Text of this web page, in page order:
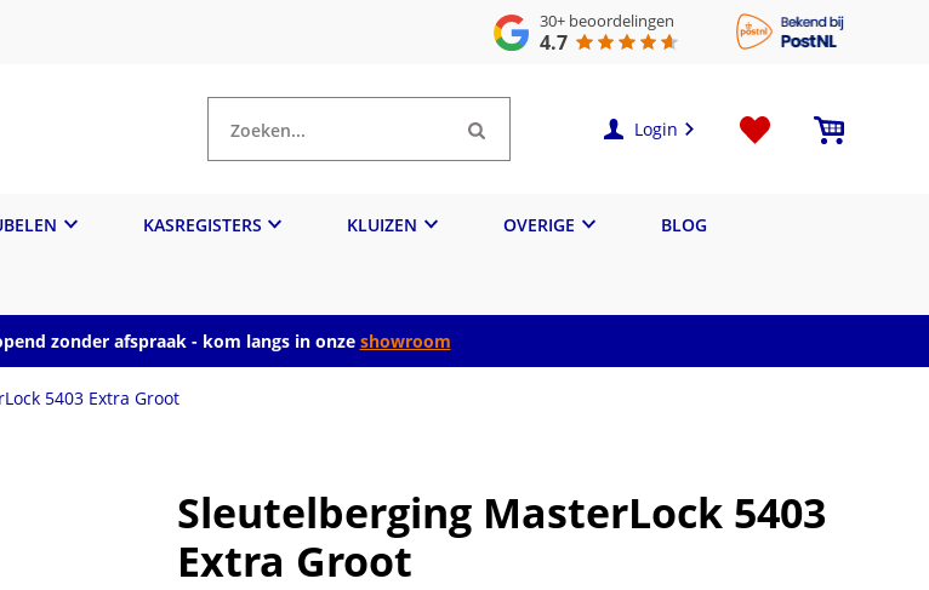
30+ beoordelingen
4.7
Zoeken... Login
KASREGISTERS KLUIZEN OVERIGE BLOG
zonder afspraak - kom langs in onze showroom
5403 Extra Groot
Sleutelberging MasterLock 5403
Extra Groot